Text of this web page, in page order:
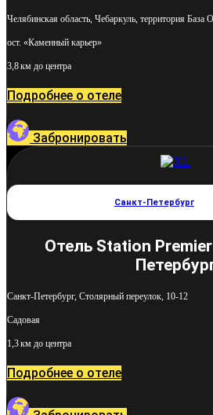
Челябинская область, Чебаркуль, территория База
ост. «Каменный карьер»
3,8 км до центра
Подробнее о отеле
Забронировать
Санкт-Петербург
Отель Station
Санкт-Петербург, Столярный переулок, 10-12
Садовая
1,3 км до центра
Подробнее о отеле